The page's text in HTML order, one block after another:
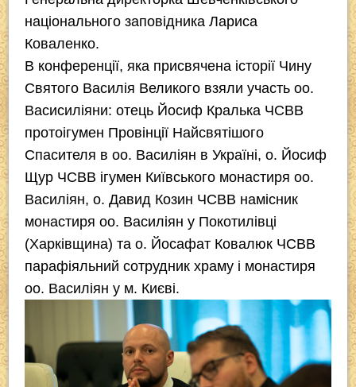
національного заповідника Лариса
Коваленко.
В конференції, яка присвячена історії Чину
Святого Василія Великого взяли участь оо.
Васисиліяни: отець Йосиф Кралька ЧСВВ
протоігумен Провінції Найсвятішого
Спасителя в оо. Василіян в Україні, о. Йосиф
Щур ЧСВВ ігумен Київського монастиря оо.
Василіян, о. Давид Козин ЧСВВ намісник
монастиря оо. Василіян у Покотилівці
(Харківщина) та о. Йосафат Ковалюк ЧСВВ
парафіяльний сотрудник храму і монастиря
оо. Василіян у м. Києві.